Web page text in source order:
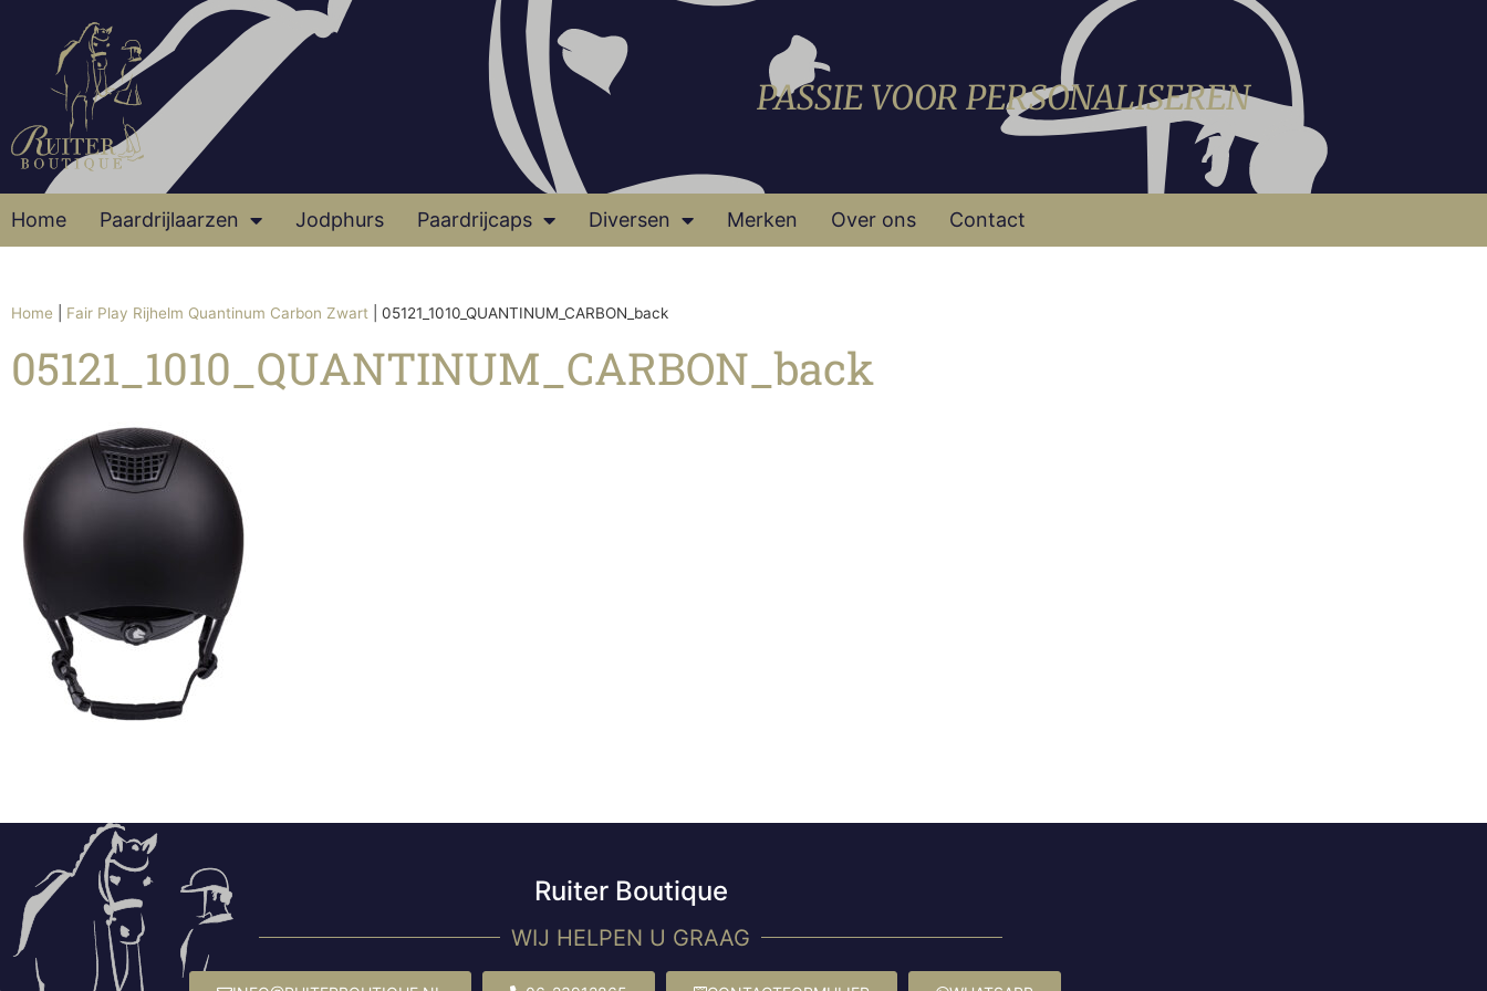
PASSIE VOOR PERSONALISEREN
Home Paardrijlaarzen Jodphurs Paardrijcaps Diversen Merken Over ons Contact
Home Fair Play Rijhelm Quantinum Carbon Zwart 05121_1010_QUANTINUM_CARBON_back
05121_1010_QUANTINUM_CARBON_back
Ruiter Boutique
WIJ HELPEN U GRAAG